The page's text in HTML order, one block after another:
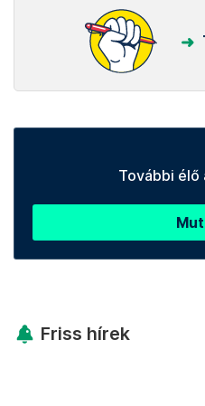
További élő
Friss hírek